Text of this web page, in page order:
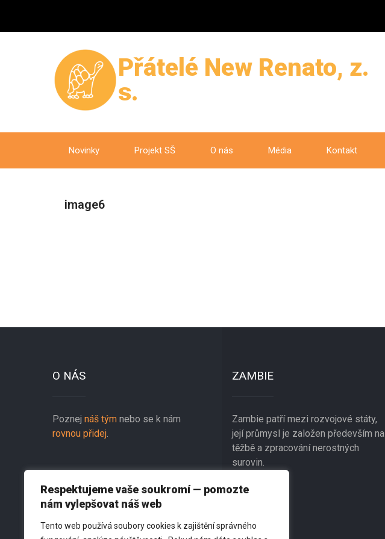
Respektujeme vaše soukromí — pomozte
nám vylepšovat náš web
Tento web používá soubory cookies k zajištění správného
Přátelé New Renato, z.
s.
Novinky Projekt SŠ O nás Média Kontakt
image6
O NÁS
Poznej náš tým nebo se k nám
rovnou přidej.
ZAMBIE
Zambie patří mezi rozvojové státy,
její průmysl je založen především na
těžbě a zpracování nerostných
surovin.
KONTAKT